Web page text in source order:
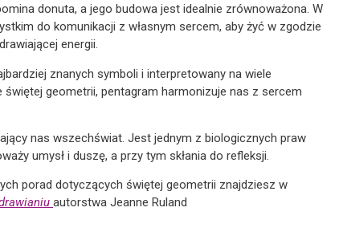
donuta, a jego budowa jest idealnie zrównoważona. W
do komunikacji z własnym sercem, aby żyć w zgodzie
energii.
znanych symboli i interpretowany na wiele
geometrii, pentagram harmonizuje nas z sercem
nas wszechświat. Jest jednym z biologicznych praw
umysł i duszę, a przy tym skłania do refleksji.
porad dotyczących świętej geometrii znajdziesz w
autorstwa Jeanne Ruland